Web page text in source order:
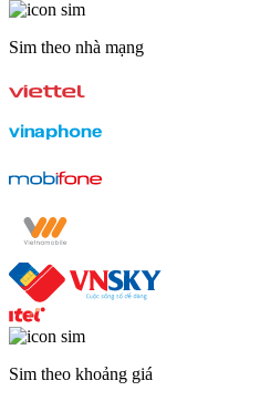
Sim theo nhà mạng
Sim theo khoảng giá